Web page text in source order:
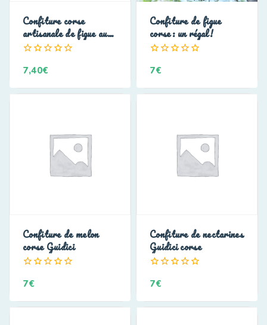
Confiture corse
artisanale de figue aux
noisettes Guidicci
de
7,40€
Confiture de figue
corse: un régal!
de
7€
Confiture de melon
corse Guidici
de
7€
Confiture de nectarines
Guidici corse
de
7€